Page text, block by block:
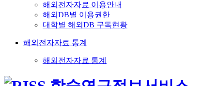
해외전자자료 이용안내
해외DB별 이용권한
대학별 해외DB 구독현황
해외전자자료 통계
해외전자자료 통계